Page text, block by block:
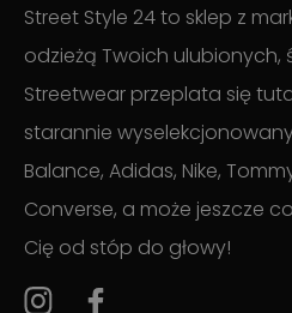
Street Style 24 to sklep z
odzieżą Twoich
Streetwear przeplata się
starannie
Balance, Adidas, Nike,
Converse, a może jeszcze
Cię od stóp do głowy!